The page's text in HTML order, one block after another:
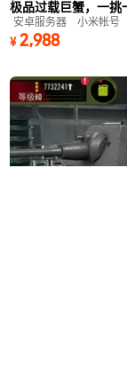
极品过载巨蟹，一挑
安卓服务器 小米帐号
¥ 2,988